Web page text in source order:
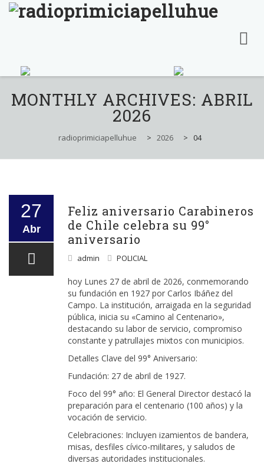
to
content
MONTHLY ARCHIVES: ABRIL
2026
radioprimiciapelluhue > 2026 > 04
27
Abr
Feliz aniversario Carabineros
de Chile celebra su 99°
aniversario
admin POLICIAL
hoy Lunes 27 de abril de 2026, conmemorando
su fundación en 1927 por Carlos Ibáñez del
Campo. La institución, arraigada en la seguridad
pública, inicia su «Camino al Centenario»,
destacando su labor de servicio, compromiso
constante y patrullajes mixtos con municipios.
Detalles Clave del 99° Aniversario:
Fundación: 27 de abril de 1927.
Foco del 99° año: El General Director destacó la
preparación para el centenario (100 años) y la
vocación de servicio.
Celebraciones: Incluyen izamientos de bandera,
misas, desfiles cívico-militares, y saludos de
diversas autoridades institucionales.